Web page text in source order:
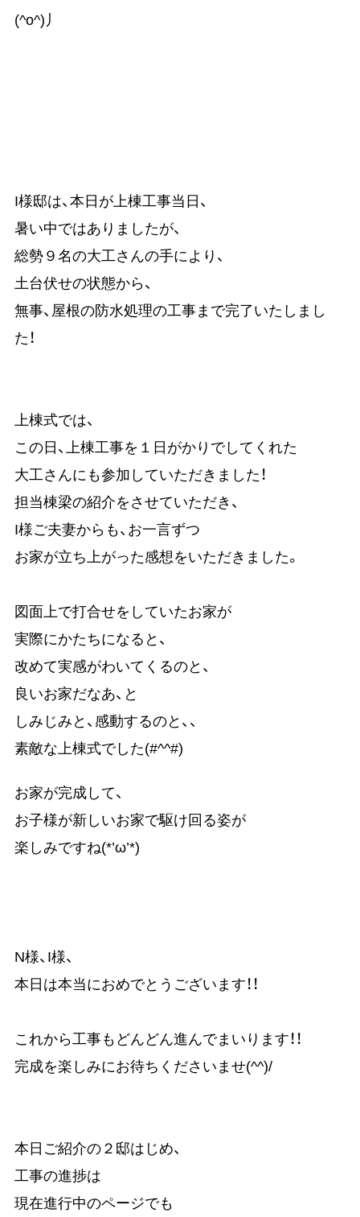
(^o^)丿
I様邸は、本日が上棟工事当日、
暑い中ではありましたが、
総勢９名の大工さんの手により、
土台伏せの状態から、
無事、屋根の防水処理の工事まで完了いたしまし
た！
上棟式では、
この日、上棟工事を１日がかりでしてくれた
大工さんにも参加していただきました！
担当棟梁の紹介をさせていただき、
I様ご夫妻からも、お一言ずつ
お家が立ち上がった感想をいただきました。
図面上で打合せをしていたお家が
実際にかたちになると、
改めて実感がわいてくるのと、
良いお家だなあ、と
しみじみと、感動するのと、、
素敵な上棟式でした(#^^#)
お家が完成して、
お子様が新しいお家で駆け回る姿が
楽しみですね(*’ω’*)
N様、I様、
本日は本当におめでとうございます！！
これから工事もどんどん進んでまいります！！
完成を楽しみにお待ちくださいませ(^^)/
本日ご紹介の２邸はじめ、
工事の進捗は
現在進行中のページでも